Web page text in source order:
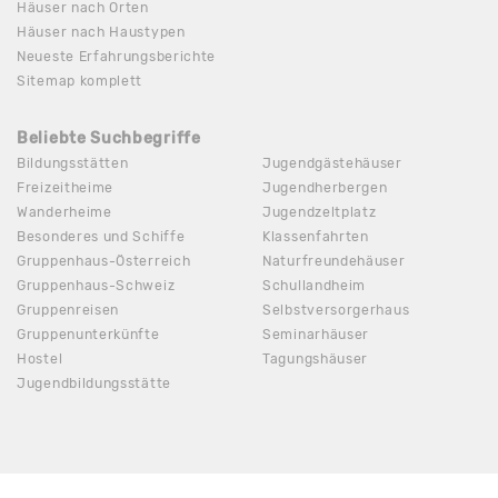
Häuser nach Orten
Häuser nach Haustypen
Neueste Erfahrungsberichte
Sitemap komplett
Beliebte Suchbegriffe
Bildungsstätten
Freizeitheime
Wanderheime
Besonderes und Schiffe
Gruppenhaus-Österreich
Gruppenhaus-Schweiz
Gruppenreisen
Gruppenunterkünfte
Hostel
Jugendbildungsstätte
Jugendgästehäuser
Jugendherbergen
Jugendzeltplatz
Klassenfahrten
Naturfreundehäuser
Schullandheim
Selbstversorgerhaus
Seminarhäuser
Tagungshäuser